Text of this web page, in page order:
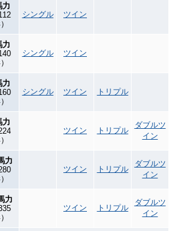
力
シングル ツイン
力
シングル ツイン
力
シングル ツイン トリプル
力
ツイン トリプル
ダブルツ
イン
力
ツイン トリプル
ダブルツ
イン
力
ツイン トリプル
ダブルツ
イン